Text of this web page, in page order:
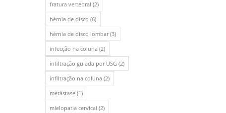
fratura vertebral (2)
hérnia de disco (6)
hérnia de disco lombar(3)
infecção na coluna(2)
infiltração guiada por USG(2)
infiltração na coluna(2)
metástase(1)
mielopatia cervical (2)